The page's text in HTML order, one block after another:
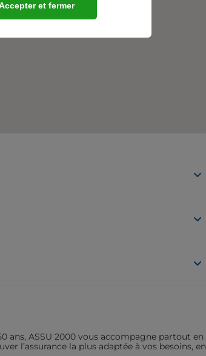
ans, ASSU 2000 vous accompagne partout en
l’assurance la plus adaptée à vos besoins, en
et fermer